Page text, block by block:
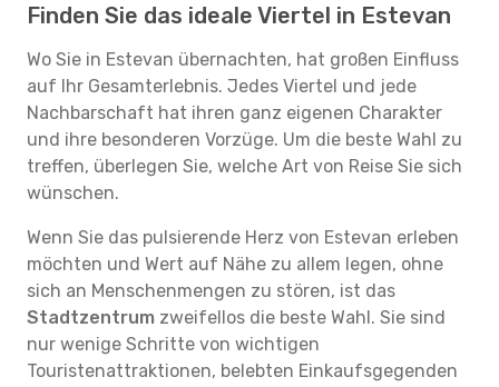
Finden Sie das ideale Viertel in Estevan
Wo Sie in Estevan übernachten, hat großen Einfluss
auf Ihr Gesamterlebnis. Jedes Viertel und jede
Nachbarschaft hat ihren ganz eigenen Charakter
und ihre besonderen Vorzüge. Um die beste Wahl zu
treffen, überlegen Sie, welche Art von Reise Sie sich
wünschen.
Wenn Sie das pulsierende Herz von Estevan erleben
möchten und Wert auf Nähe zu allem legen, ohne
sich an Menschenmengen zu stören, ist das
Stadtzentrum zweifellos die beste Wahl. Sie sind
nur wenige Schritte von wichtigen
Touristenattraktionen, belebten Einkaufsgegenden